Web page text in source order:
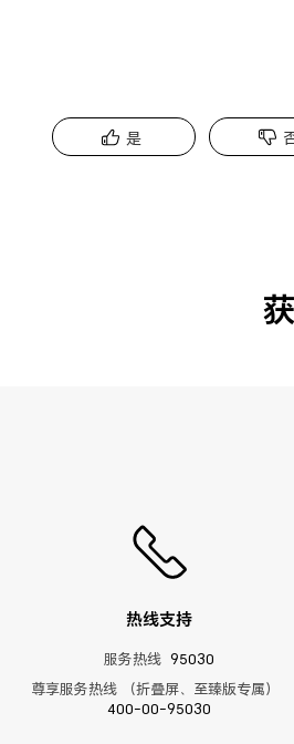
是
热线支持
服务热线 95030
尊享服务热线 （折叠屏、至臻版专属）
400-00-95030